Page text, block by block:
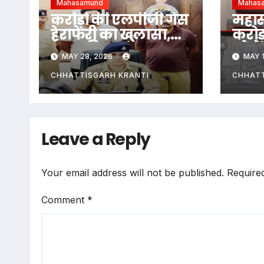
Mahasamund
करोड़ों की एलपीजी गैस
हेराफेरी का खुलासा,
फरार पिता-पुत्र
महाराष्ट्र से गिरफ्तार
MAY 28, 2026
CHHATTISGARH KRANTI
सोने
MAY
Leave a Reply
Your email address will not be published.
Comment *